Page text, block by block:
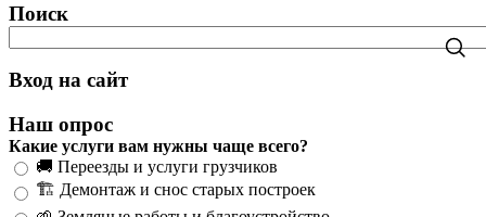
Поиск
Вход на сайт
Наш опрос
Какие услуги вам нужны чаще всего?
🚚 Переезды и услуги грузчиков
🏗️ Демонтаж и снос старых построек